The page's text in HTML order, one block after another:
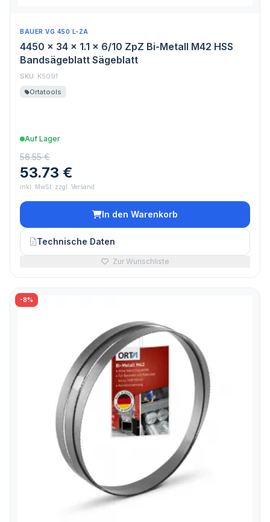
BAUER VG 450 L-ZA
4450 x 34 x 1.1 x 6/10 ZpZ Bi-Metall M42 HSS
Bandsägeblatt Sägeblatt
SKU: K5091
Ortatools
Auf Lager
56.55 €
53.73 €
inkl. MwSt. zzgl. Versand
In den Warenkorb
Technische Daten
Zur Wunschliste
-8%